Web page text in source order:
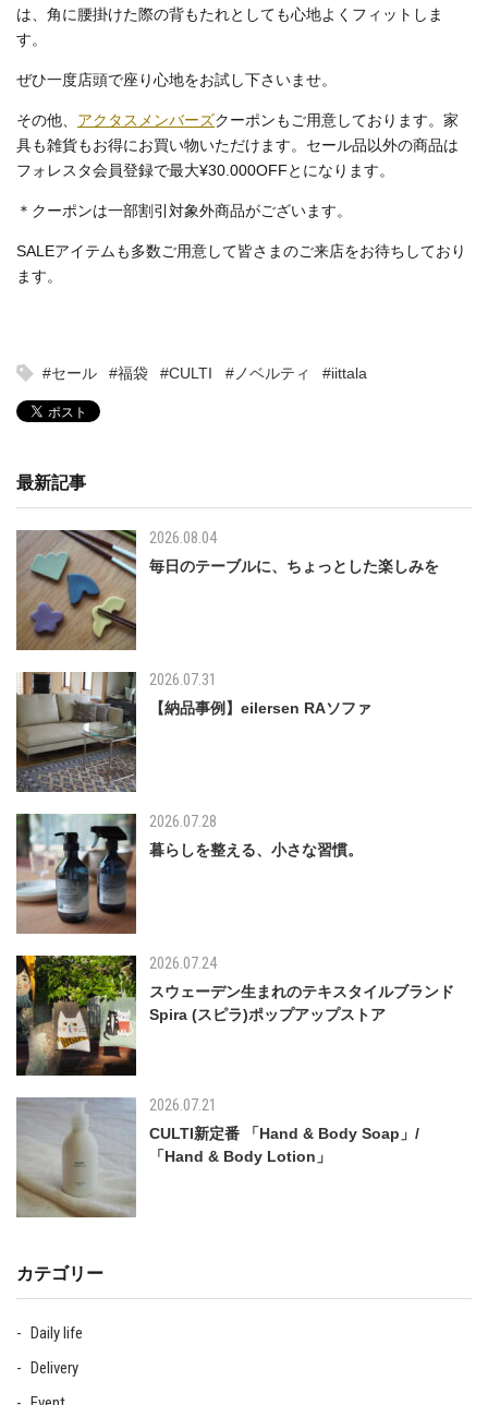
は、角に腰掛けた際の背もたれとしても心地よくフィットしま
す。
ぜひ一度店頭で座り心地をお試し下さいませ。
その他、 アクタスメンバーズクーポンもご用意しております。家
具も雑貨もお得にお買い物いただけます。セール品以外の商品は
フォレスタ会員登録で最大¥30.000OFFとになります。
＊クーポンは一部割引対象外商品がございます。
SALEアイテムも多数ご用意して皆さまのご来店をお待ちしており
ます。
#セール #福袋 #CULTI #ノベルティ #iittala
最新記事
2026.08.04
毎日のテーブルに、ちょっとした楽しみを
2026.07.31
【納品事例】eilersen RAソファ
2026.07.28
暮らしを整える、小さな習慣。
2026.07.24
スウェーデン生まれのテキスタイルブランド
Spira (スピラ)ポップアップストア
2026.07.21
CULTI新定番 「Hand & Body Soap」/
「Hand & Body Lotion」
カテゴリー
Daily life
Delivery